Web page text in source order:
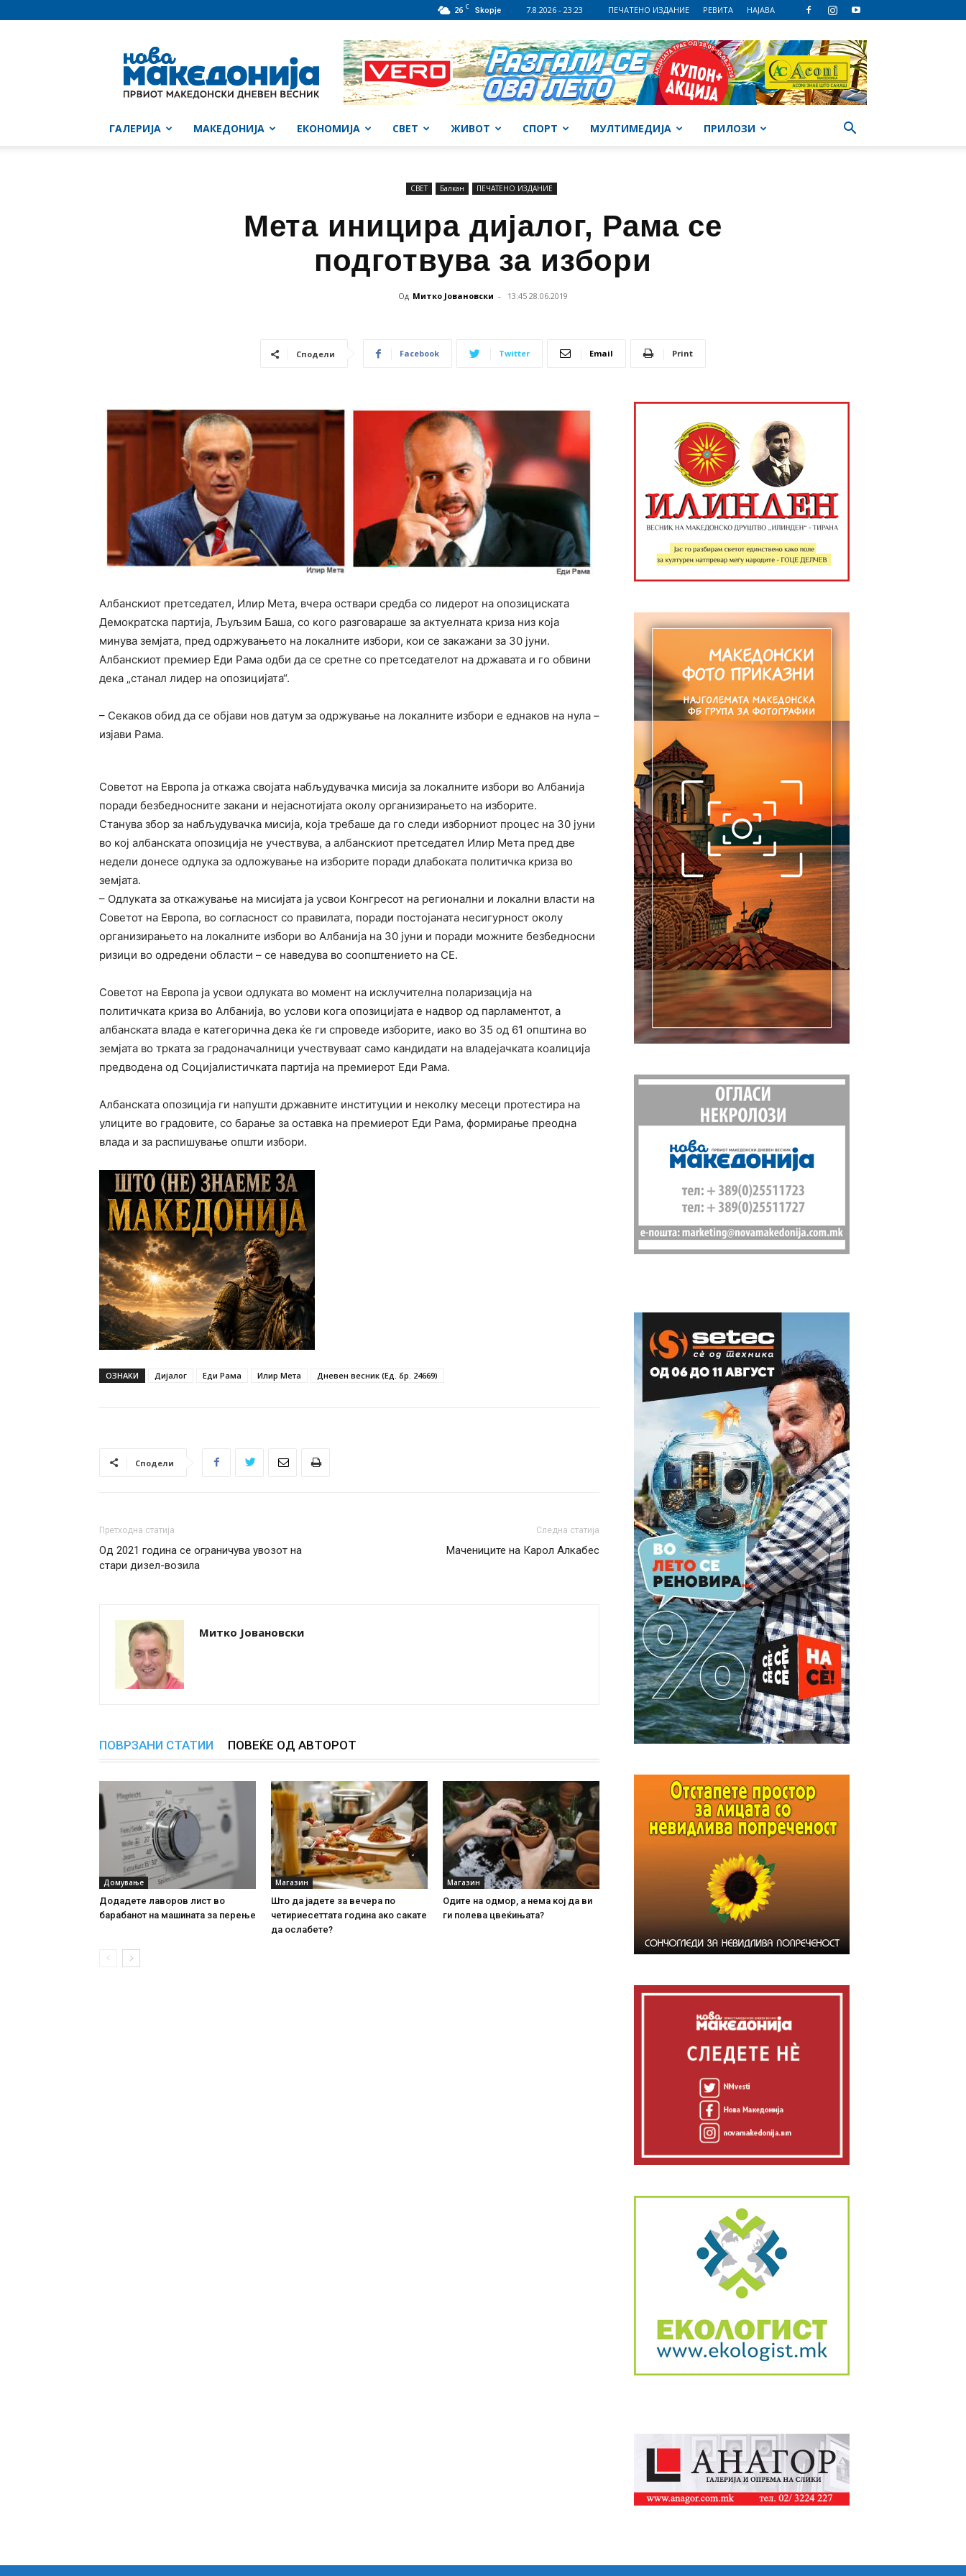
26 C Skopje 7.8.2026 - 23:23 ПЕЧАТЕНО ИЗДАНИЕ РЕВИТА НАЈАВА
Македонија
ГАЛЕРИЈА МАКЕДОНИЈА ЕКОНОМИЈА СВЕТ ЖИВОТ СПОРТ МУЛТИМЕДИЈА ПРИЛОЗИ
СВЕТ Балкан ПЕЧАТЕНО ИЗДАНИЕ
Мета иницира дијалог, Рама се
подготвува за избори
Од Митко Јовановски - 13:45 28.06.2019
Сподели Facebook Twitter Email Print
Албанскиот претседател, Илир Мета, вчера оствари средба со лидерот на опозициската
Демократска партија, Љуљзим Баша, со кого разговараше за актуелната криза низ која
минува земјата, пред одржувањето на локалните избори, кои се закажани за 30 јуни.
Албанскиот премиер Еди Рама одби да се сретне со претседателот на државата и го обвини
дека „станал лидер на опозицијата“.
– Секаков обид да се објави нов датум за одржување на локалните избори е еднаков на нула –
изјави Рама.
Советот на Европа ја откажа својата набљудувачка мисија за локалните избори во Албанија
поради безбедносните закани и нејаснотијата околу организирањето на изборите.
Станува збор за набљудувачка мисија, која требаше да го следи изборниот процес на 30 јуни
во кој албанската опозиција не учествува, а албанскиот претседател Илир Мета пред две
недели донесе одлука за одложување на изборите поради длабоката политичка криза во
земјата.
– Одлуката за откажување на мисијата ја усвои Конгресот на регионални и локални власти на
Советот на Европа, во согласност со правилата, поради постојаната несигурност околу
организирањето на локалните избори во Албанија на 30 јуни и поради можните безбедносни
ризици во одредени области – се наведува во соопштението на СЕ.
Советот на Европа ја усвои одлуката во момент на исклучителна поларизација на
политичката криза во Албанија, во услови кога опозицијата е надвор од парламентот, а
албанската влада е категорична дека ќе ги спроведе изборите, иако во 35 од 61 општина во
земјата во трката за градоначалници учествуваат само кандидати на владејачката коалиција
предводена од Социјалистичката партија на премиерот Еди Рама.
Албанската опозиција ги напушти државните институции и неколку месеци протестира на
улиците во градовите, со барање за оставка на премиерот Еди Рама, формирање преодна
влада и за распишување општи избори.
ОЗНАКИ Дијалог Еди Рама Илир Мета Дневен весник (Ед. бр. 24669)
Сподели
Претходна статија
Од 2021 година се ограничува увозот на
стари дизел-возила
Следна статија
Мачениците на Карол Алкабес
Митко Јовановски
ПОВРЗАНИ СТАТИИ ПОВЕЌЕ ОД АВТОРОТ
Домување
Додадете лаворов лист во
барабанот на машината за перење
Магазин
Што да јадете за вечера по
четириесеттата година ако сакате
да ослабете?
Магазин
Одите на одмор, а нема кој да ви
ги полева цвеќињата?